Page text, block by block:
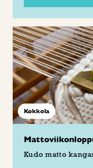
Kokkola
Kudo matto